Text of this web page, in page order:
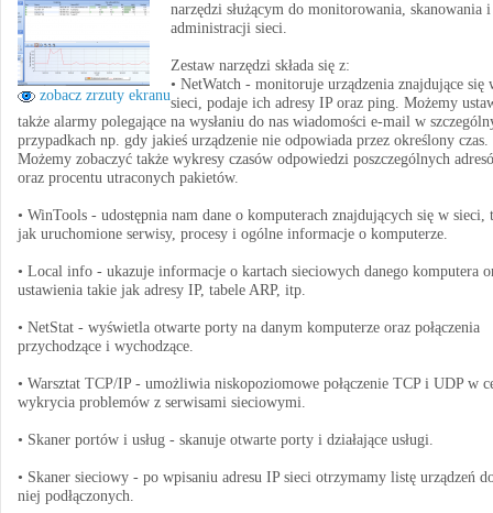
zobacz zrzuty ekranu
narzędzi służącym do monitorowania, skanowania i
administracji sieci.
Zestaw narzędzi składa się z:
• NetWatch - monitoruje urządzenia znajdujące się
sieci, podaje ich adresy IP oraz ping. Możemy
także alarmy polegające na wysłaniu do nas wiadomości e-mail w
przypadkach np. gdy jakieś urządzenie nie odpowiada przez określony czas.
Możemy zobaczyć także wykresy czasów odpowiedzi poszczególnych
oraz procentu utraconych pakietów.
• WinTools - udostępnia nam dane o komputerach znajdujących się w sieci,
jak uruchomione serwisy, procesy i ogólne informacje o komputerze.
• Local info - ukazuje informacje o kartach sieciowych danego komputera
ustawienia takie jak adresy IP, tabele ARP, itp.
• NetStat - wyświetla otwarte porty na danym komputerze oraz połączenia
przychodzące i wychodzące.
• Warsztat TCP/IP - umożliwia niskopoziomowe połączenie TCP i UDP w
wykrycia problemów z serwisami sieciowymi.
• Skaner portów i usług - skanuje otwarte porty i działające usługi.
• Skaner sieciowy - po wpisaniu adresu IP sieci otrzymamy listę urządzeń
niej podłączonych.